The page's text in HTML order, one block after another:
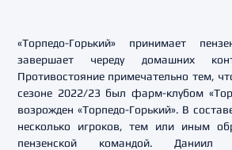
«Торпедо-Горький» принимает
завершает череду домашних
Противостояние примечательно тем,
сезоне 2022/23 был фарм-клубом
возрожден «Торпедо-Горький». В
несколько игроков, тем или иным
пензенской командой. Даниил